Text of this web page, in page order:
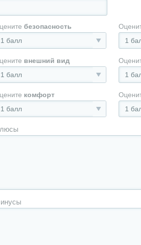
безопасность
1 балл
1
внешний вид
1 балл
1
комфорт
1 балл
1